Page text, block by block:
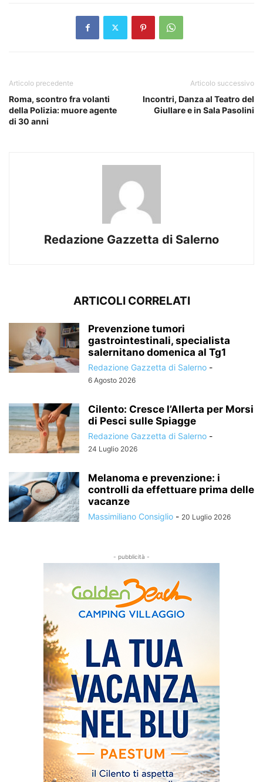
Articolo precedente
Roma, scontro fra volanti
della Polizia: muore agente
di 30 anni
Articolo successivo
Incontri, Danza al Teatro del
Giullare e in Sala Pasolini
Redazione Gazzetta di Salerno
ARTICOLI CORRELATI
Prevenzione tumori
gastrointestinali, specialista
salernitano domenica al Tg1
Redazione Gazzetta di Salerno -
6 Agosto 2026
Cilento: Cresce l’Allerta per Morsi
di Pesci sulle Spiagge
Redazione Gazzetta di Salerno -
24 Luglio 2026
Melanoma e prevenzione: i
controlli da effettuare prima delle
vacanze
Massimiliano Consiglio - 20 Luglio 2026
- pubblicità -